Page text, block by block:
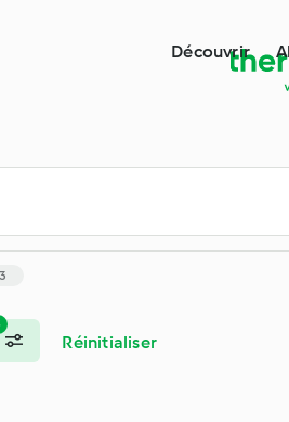
Découvrir
3
Réinitialiser